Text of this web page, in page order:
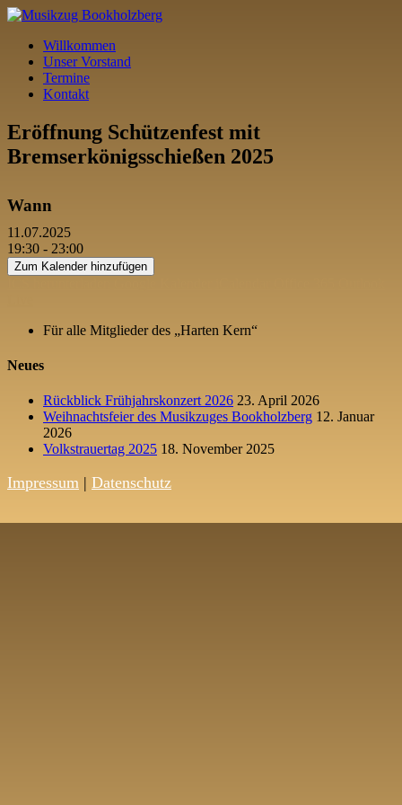
Willkommen
Unser Vorstand
Termine
Kontakt
Eröffnung Schützenfest mit
Bremserkönigsschießen 2025
Wann
11.07.2025
19:30 - 23:00
Zum Kalender hinzufügen
Für alle Mitglieder des „Harten Kern“
Neues
Rückblick Frühjahrskonzert 2026 23. April 2026
Weihnachtsfeier des Musikzuges Bookholzberg 12. Januar
2026
Volkstrauertag 2025 18. November 2025
Impressum | Datenschutz